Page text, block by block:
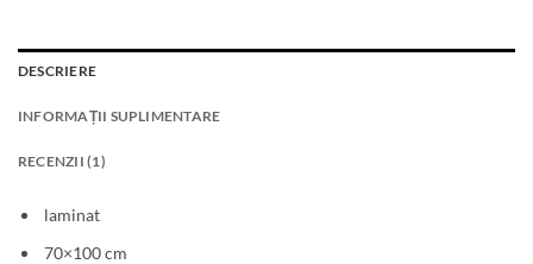
DESCRIERE
INFORMAȚII SUPLIMENTARE
RECENZII (1)
laminat
70×100 cm